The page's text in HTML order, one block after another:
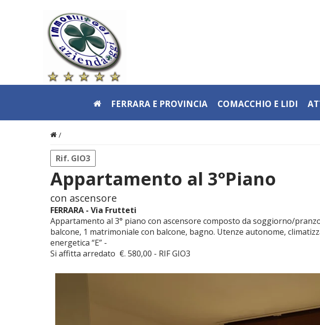
FERRARA E PROVINCIA COMACCHIO E LIDI
/
Rif. GIO3
Appartamento al 3°Piano
con ascensore
FERRARA - Via Frutteti
Appartamento al 3° piano con ascensore composto da soggiorno/
balcone, 1 matrimoniale con balcone, bagno. Utenze autonome,
energetica “E” -
Si affitta arredato €. 580,00 - RIF GIO3